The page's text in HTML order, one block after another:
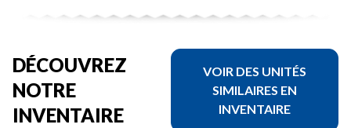
DÉCOUVREZ
NOTRE
INVENTAIRE
VOIR DES UNITÉS
SIMILAIRES EN
INVENTAIRE